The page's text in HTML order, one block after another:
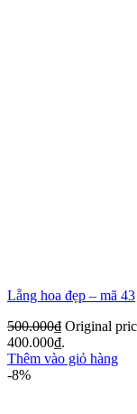
Lẵng hoa đẹp – mã 43
500.000₫ Original
400.000₫.
Thêm vào giỏ hàng
-8%